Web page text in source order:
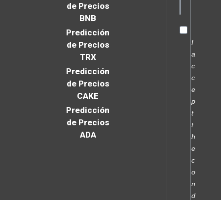
de Precios
BNB
Predicción
de Precios
TRX
Predicción
de Precios
CAKE
Predicción
de Precios
ADA
I
a
c
c
e
p
t
t
h
e
c
o
n
d